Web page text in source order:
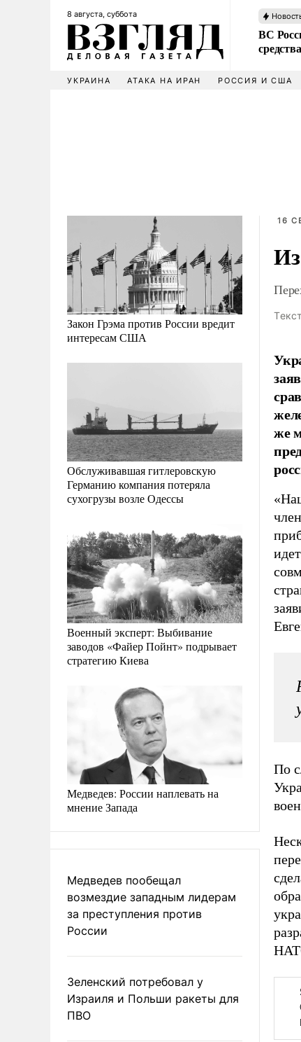
8 августа, суббота
ВС
УКРАИНА АТАКА НА ИРАН РОССИЯ И США
Закон Грэма против России вредит
интересам США
Обслуживавшая гитлеровскую
Германию компания потеряла
сухогрузы возле Одессы
Военный эксперт: Выбивание
заводов «Файер Пойнт» подрывает
стратегию Киева
Медведев: России наплевать на
мнение Запада
Медведев пообещал
возмездие западным лидерам
за преступления против
России
Зеленский потребовал у
Израиля и Польши ракеты для
ПВО
16
же
По